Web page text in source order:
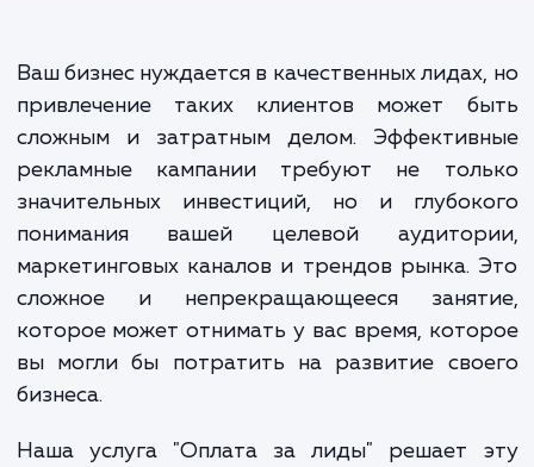
Ваш бизнес нуждается в качественных
привлечение таких клиентов может
сложным и затратным делом.
рекламные кампании требуют не
значительных инвестиций, но и
понимания вашей целевой
маркетинговых каналов и трендов рынка.
сложное и непрекращающееся
которое может отнимать у вас время,